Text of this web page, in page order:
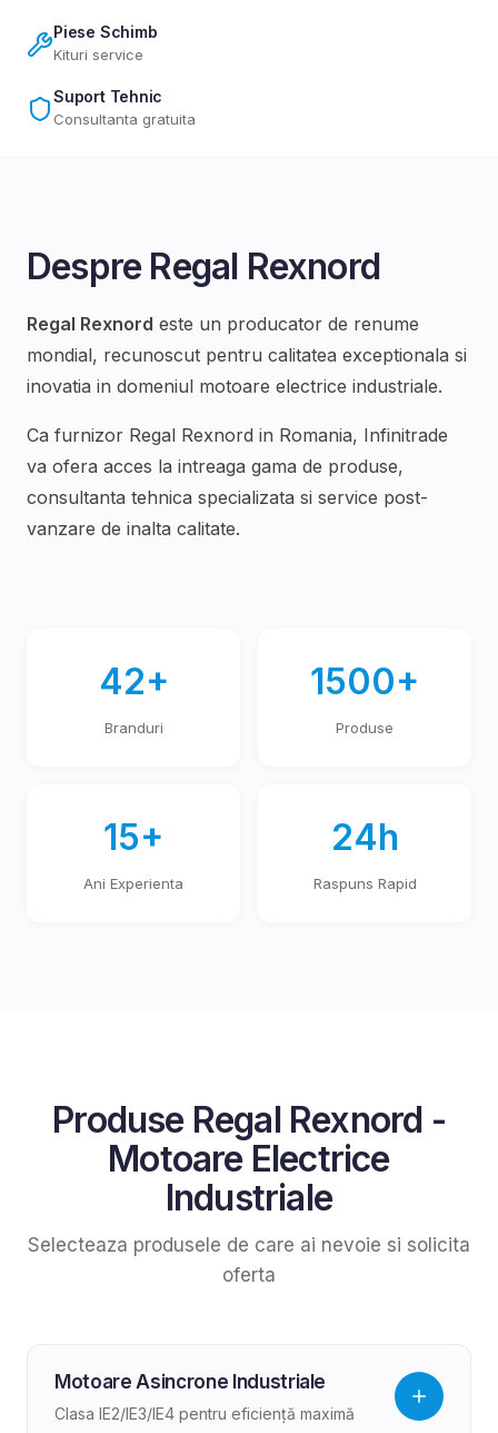
Piese Schimb
Kituri service
Suport Tehnic
Consultanta gratuita
Despre Regal Rexnord
Regal Rexnord este un producator de renume
mondial, recunoscut pentru calitatea exceptionala si
inovatia in domeniul motoare electrice industriale.
Ca furnizor Regal Rexnord in Romania, Infinitrade
va ofera acces la intreaga gama de produse,
consultanta tehnica specializata si service post-
vanzare de inalta calitate.
42+
Branduri
1500+
Produse
15+
Ani Experienta
24h
Raspuns Rapid
Produse Regal Rexnord -
Motoare Electrice
Industriale
Selecteaza produsele de care ai nevoie si solicita
oferta
Motoare Asincrone Industriale
Clasa IE2/IE3/IE4 pentru eficiență maximă